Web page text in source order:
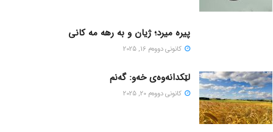
پیره میرد؛ ژیان و به رهه مه کانی
كانونی دووه‌م 16, 2025
لێکدانەوەی خەو: گەنم
كانونی دووه‌م 20, 2025